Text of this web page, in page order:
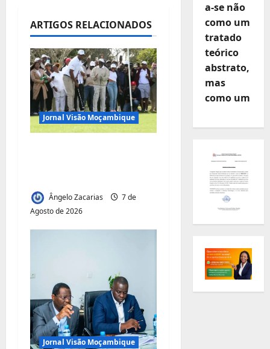
d
e
a
r
t
o
s
ARTIGOS RELACIONADOS
Jornal Visão Moçambique
Ângelo Zacarias
7 de
Agosto de 2026
Jornal Visão Moçambique
a-se não
como um
tratado
teórico
abstrato,
mas
como um